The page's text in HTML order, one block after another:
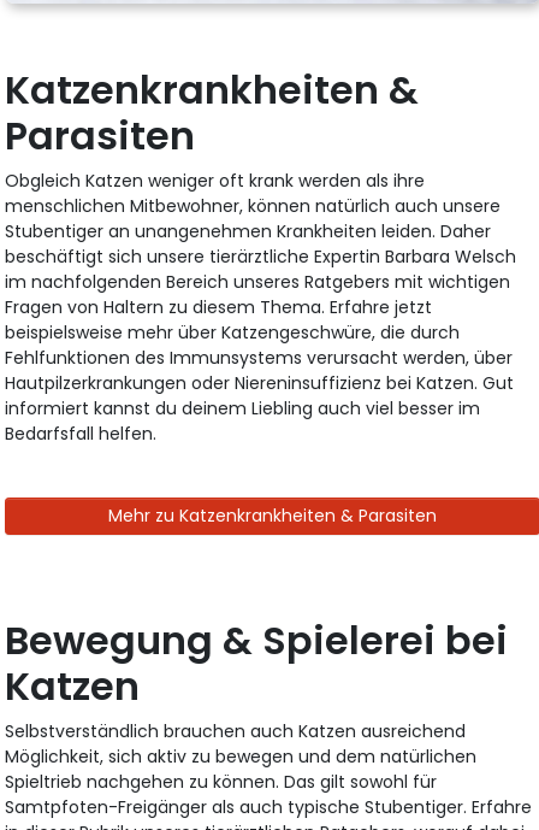
Katzenkrankheiten &
Parasiten
Obgleich Katzen weniger oft krank werden als ihre
menschlichen Mitbewohner, können natürlich auch unsere
Stubentiger an unangenehmen Krankheiten leiden. Daher
beschäftigt sich unsere tierärztliche Expertin Barbara Welsch
im nachfolgenden Bereich unseres Ratgebers mit wichtigen
Fragen von Haltern zu diesem Thema. Erfahre jetzt
beispielsweise mehr über Katzengeschwüre, die durch
Fehlfunktionen des Immunsystems verursacht werden, über
Hautpilzerkrankungen oder Niereninsuffizienz bei Katzen. Gut
informiert kannst du deinem Liebling auch viel besser im
Bedarfsfall helfen.
Mehr zu Katzenkrankheiten & Parasiten
Bewegung & Spielerei bei
Katzen
Selbstverständlich brauchen auch Katzen ausreichend
Möglichkeit, sich aktiv zu bewegen und dem natürlichen
Spieltrieb nachgehen zu können. Das gilt sowohl für
Samtpfoten-Freigänger als auch typische Stubentiger. Erfahre